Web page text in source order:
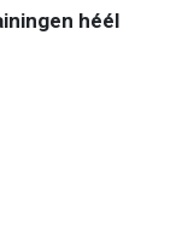
héél